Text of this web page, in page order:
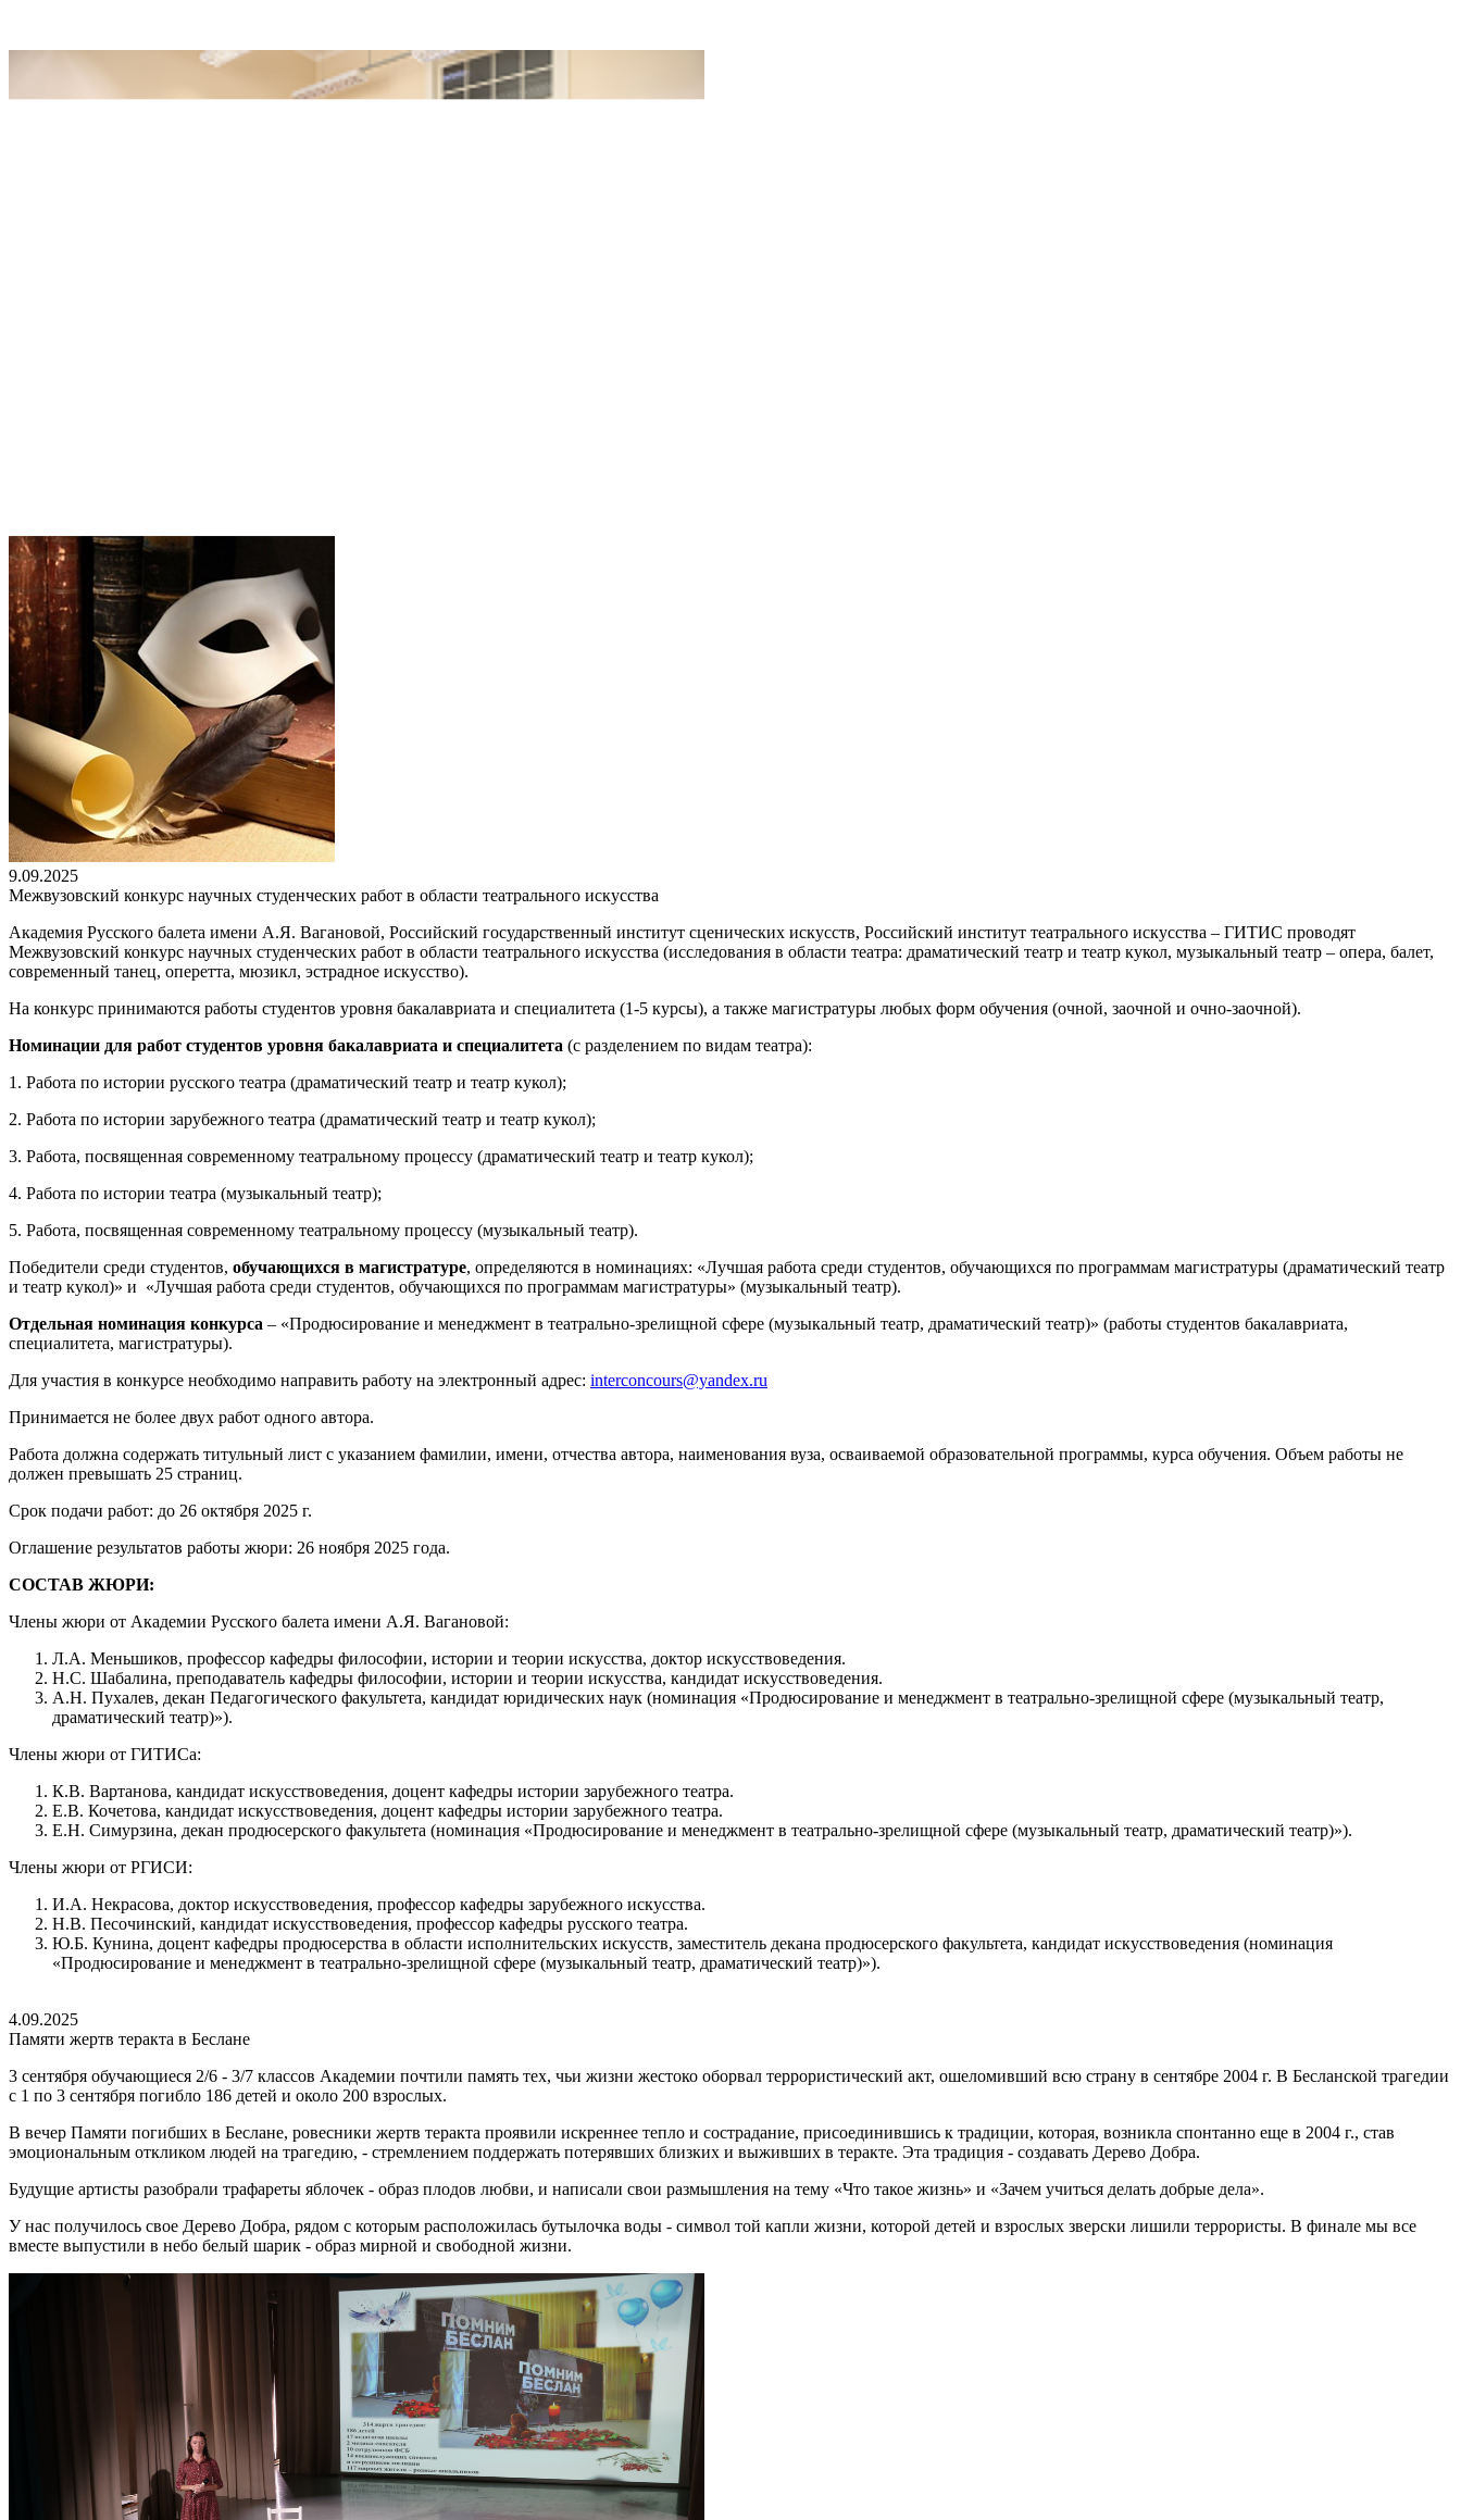
9.09.2025
Межвузовский конкурс научных студенческих работ в области театрального искусства
Академия Русского балета имени А.Я. Вагановой, Российский государственный институт сценических искусств, Российский институт театрального искусства – ГИТИС проводят
Межвузовский конкурс научных студенческих работ в области театрального искусства (исследования в области театра: драматический театр и театр кукол, музыкальный театр – опера, балет,
современный танец, оперетта, мюзикл, эстрадное искусство).
На конкурс принимаются работы студентов уровня бакалавриата и специалитета (1-5 курсы), а также магистратуры любых форм обучения (очной, заочной и очно-заочной).
Номинации для работ студентов уровня бакалавриата и специалитета (с разделением по видам театра):
1. Работа по истории русского театра (драматический театр и театр кукол);
2. Работа по истории зарубежного театра (драматический театр и театр кукол);
3. Работа, посвященная современному театральному процессу (драматический театр и театр кукол);
4. Работа по истории театра (музыкальный театр);
5. Работа, посвященная современному театральному процессу (музыкальный театр).
Победители среди студентов, обучающихся в магистратуре, определяются в номинациях: «Лучшая работа среди студентов, обучающихся по программам магистратуры (драматический театр
и театр кукол)» и «Лучшая работа среди студентов, обучающихся по программам магистратуры» (музыкальный театр).
Отдельная номинация конкурса – «Продюсирование и менеджмент в театрально-зрелищной сфере (музыкальный театр, драматический театр)» (работы студентов бакалавриата,
специалитета, магистратуры).
Для участия в конкурсе необходимо направить работу на электронный адрес: interconcours@yandex.ru
Принимается не более двух работ одного автора.
Работа должна содержать титульный лист с указанием фамилии, имени, отчества автора, наименования вуза, осваиваемой образовательной программы, курса обучения. Объем работы не
должен превышать 25 страниц.
Срок подачи работ: до 26 октября 2025 г.
Оглашение результатов работы жюри: 26 ноября 2025 года.
СОСТАВ ЖЮРИ:
Члены жюри от Академии Русского балета имени А.Я. Вагановой:
Л.А. Меньшиков, профессор кафедры философии, истории и теории искусства, доктор искусствоведения.
Н.С. Шабалина, преподаватель кафедры философии, истории и теории искусства, кандидат искусствоведения.
А.Н. Пухалев, декан Педагогического факультета, кандидат юридических наук (номинация «Продюсирование и менеджмент в театрально-зрелищной сфере (музыкальный театр,
драматический театр)»).
Члены жюри от ГИТИСа:
К.В. Вартанова, кандидат искусствоведения, доцент кафедры истории зарубежного театра.
Е.В. Кочетова, кандидат искусствоведения, доцент кафедры истории зарубежного театра.
Е.Н. Симурзина, декан продюсерского факультета (номинация «Продюсирование и менеджмент в театрально-зрелищной сфере (музыкальный театр, драматический театр)»).
Члены жюри от РГИСИ:
И.А. Некрасова, доктор искусствоведения, профессор кафедры зарубежного искусства.
Н.В. Песочинский, кандидат искусствоведения, профессор кафедры русского театра.
Ю.Б. Кунина, доцент кафедры продюсерства в области исполнительских искусств, заместитель декана продюсерского факультета, кандидат искусствоведения (номинация
«Продюсирование и менеджмент в театрально-зрелищной сфере (музыкальный театр, драматический театр)»).
4.09.2025
Памяти жертв теракта в Беслане
3 сентября обучающиеся 2/6 - 3/7 классов Академии почтили память тех, чьи жизни жестоко оборвал террористический акт, ошеломивший всю страну в сентябре 2004 г. В Бесланской трагедии
с 1 по 3 сентября погибло 186 детей и около 200 взрослых.
В вечер Памяти погибших в Беслане, ровесники жертв теракта проявили искреннее тепло и сострадание, присоединившись к традиции, которая, возникла спонтанно еще в 2004 г., став
эмоциональным откликом людей на трагедию, - стремлением поддержать потерявших близких и выживших в теракте. Эта традиция - создавать Дерево Добра.
Будущие артисты разобрали трафареты яблочек - образ плодов любви, и написали свои размышления на тему «Что такое жизнь» и «Зачем учиться делать добрые дела».
У нас получилось свое Дерево Добра, рядом с которым расположилась бутылочка воды - символ той капли жизни, которой детей и взрослых зверски лишили террористы. В финале мы все
вместе выпустили в небо белый шарик - образ мирной и свободной жизни.